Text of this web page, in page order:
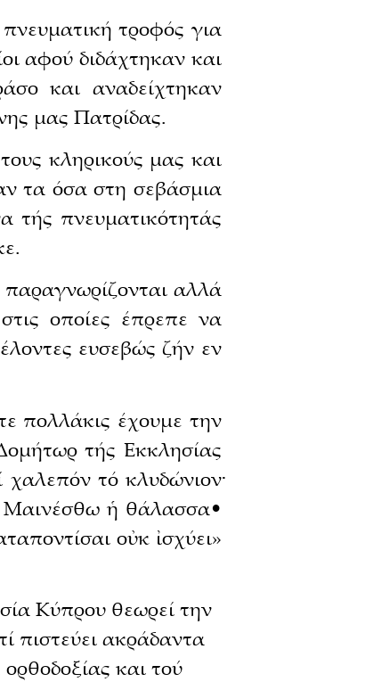
τροφός για
αφού διδάχτηκαν και
και αναδείχτηκαν
μας Πατρίδας.
κληρικούς μας και
τα όσα στη σεβάσμια
τής πνευματικότητάς
αλλά
οποίες έπρεπε να
ευσεβώς ζήν εν
πολλάκις έχουμε την
τής Εκκλησίας
τό κλυδώνιον·
Μαινέσθω ἡ θάλασσα•
οὐκ ἰσχύει»
Κύπρου θεωρεί την
πιστεύει ακράδαντα
και τού